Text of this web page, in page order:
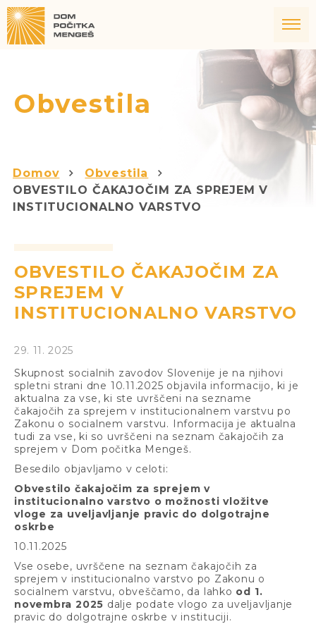
Obvestila
Domov
Obvestila
OBVESTILO ČAKAJOČIM ZA SPREJEM V
INSTITUCIONALNO VARSTVO
OBVESTILO ČAKAJOČIM ZA
SPREJEM V
INSTITUCIONALNO VARSTVO
29. 11. 2025
Skupnost socialnih zavodov Slovenije je na njihovi
spletni strani dne 10.11.2025 objavila informacijo, ki je
aktualna za vse, ki ste uvrščeni na sezname
čakajočih za sprejem v institucionalnem varstvu po
Zakonu o socialnem varstvu. Informacija je aktualna
tudi za vse, ki so uvrščeni na seznam čakajočih za
sprejem v Dom počitka Mengeš.
Besedilo objavljamo v celoti:
Obvestilo čakajočim za sprejem v
institucionalno varstvo o možnosti vložitve
vloge za uveljavljanje pravic do dolgotrajne
oskrbe
10.11.2025
Vse osebe, uvrščene na seznam čakajočih za
sprejem v institucionalno varstvo po Zakonu o
socialnem varstvu, obveščamo, da lahko od 1.
novembra 2025 dalje podate vlogo za uveljavljanje
pravic do dolgotrajne oskrbe v instituciji.